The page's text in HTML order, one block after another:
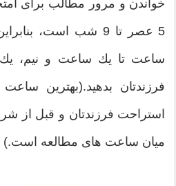
خواندن و مرور مطالب برای
5 عصر تا 9 شب است،
ساعت تا یك ساعت و نیم، یك
فرزندتان بدهید.(بهترین
استراحت فرزندتان و قبل از
میان ساعت های مطالعه است.)